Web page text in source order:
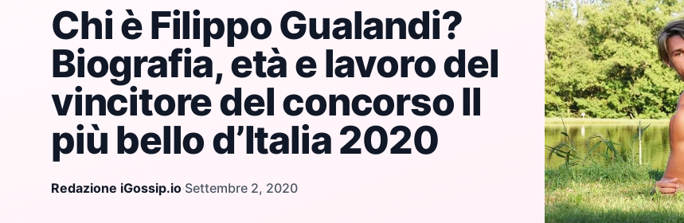
Chi è Filippo Gualandi?
Biografia, età e lavoro del
vincitore del concorso Il
più bello d’Italia 2020
Redazione iGossip.io·Settembre 2, 2020